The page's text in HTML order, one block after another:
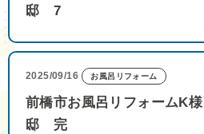
邸 7
2025/09/16 お風呂リフォーム
前橋市お風呂リフォームK様
邸 完